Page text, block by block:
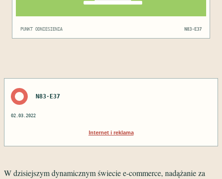
PUNKT ODNIESIENIA N83·E37
N83·E37
02.03.2022
Internet i reklama
W dzisiejszym dynamicznym świecie e-commerce, nadążanie za